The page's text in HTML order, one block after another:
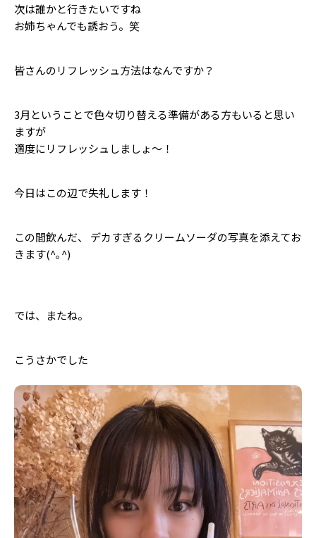
次は誰かと行きたいですね
お姉ちゃんでも誘おう。笑
皆さんのリフレッシュ方法はなんですか？
3月ということで色々切り替える準備がある方もいると思い
ますが
適度にリフレッシュしましょ〜！
今日はこの辺で失礼します！
この間飲んだ、 デカすぎるクリームソーダの写真を添えてお
きます(^｡^)
では、またね。
こうさかでした